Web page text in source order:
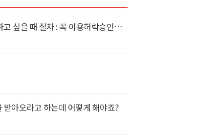
[주의]중재의결서등(신문고 문서) 언론 및 소송등에 이용하고 싶을 때 절차 : 꼭 이용허락승인후 사용해야 함
아오라고 하는데 어떻게 해야죠?